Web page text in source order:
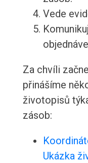
Vede
Za chvíli
přinášíme
životopisů
zásob:
Ukázka